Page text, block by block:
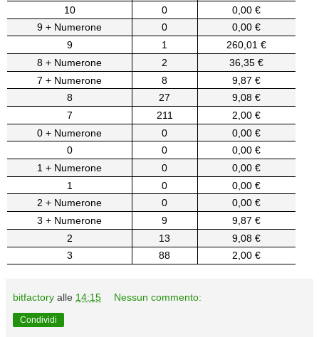
10
0
0,00 €
9 + Numerone
0
0,00 €
9
1
260,01 €
8 + Numerone
2
36,35 €
7 + Numerone
8
9,87 €
8
27
9,08 €
7
211
2,00 €
0 + Numerone
0
0,00 €
0
0
0,00 €
1 + Numerone
0
0,00 €
1
0
0,00 €
2 + Numerone
0
0,00 €
3 + Numerone
9
9,87 €
2
13
9,08 €
3
88 2,00 €
bitfactory alle 14:15 Nessun commento:
Condividi